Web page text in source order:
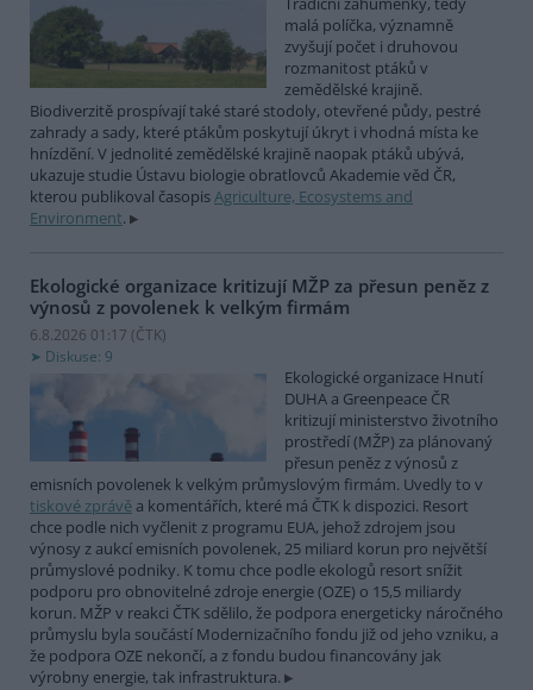
malá políčka, významně
zvyšují počet i druhovou
rozmanitost ptáků v
zemědělské krajině.
Biodiverzitě prospívají také staré stodoly, otevřené půdy, pestré
zahrady a sady, které ptákům poskytují úkryt i vhodná místa ke
hnízdění. V jednolité zemědělské krajině naopak ptáků ubývá,
ukazuje studie Ústavu biologie obratlovců Akademie věd ČR,
kterou publikoval časopisAgriculture, Ecosystems and
Environment.
Ekologické organizace kritizují MŽP za přesun peněz z
výnosů z povolenek k velkým firmám
6.8.2026 01:17 (ČTK)
Diskuse: 9
Ekologické organizace Hnutí
DUHA a Greenpeace ČR
kritizují ministerstvo životního
prostředí (MŽP) za plánovaný
přesun peněz z výnosů z
emisních povolenek k velkým průmyslovým firmám. Uvedly to v
tiskové zprávě a komentářích, které má ČTK k dispozici. Resort
chce podle nich vyčlenit z programu EUA, jehož zdrojem jsou
výnosy z aukcí emisních povolenek, 25 miliard korun pro největší
průmyslové podniky. K tomu chce podle ekologů resort snížit
podporu pro obnovitelné zdroje energie (OZE) o 15,5 miliardy
korun. MŽP v reakci ČTK sdělilo, že podpora energeticky náročného
průmyslu byla součástí Modernizačního fondu již od jeho vzniku, a
že podpora OZE nekončí, a z fondu budou financovány jak
výrobny energie, tak infrastruktura.